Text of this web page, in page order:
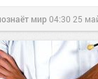
мир04:30 25